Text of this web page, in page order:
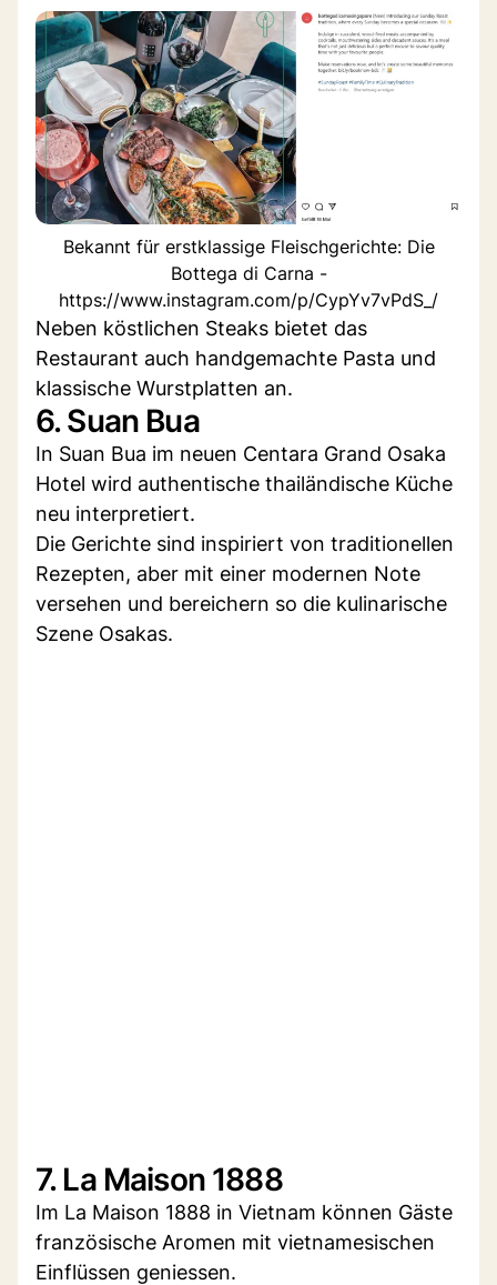
Bekannt für erstklassige Fleischgerichte: Die
Bottega di Carna -
https://www.instagram.com/p/CypYv7vPdS_/
Neben köstlichen Steaks bietet das
Restaurant auch handgemachte Pasta und
klassische Wurstplatten an.
6. Suan Bua
In Suan Bua im neuen Centara Grand Osaka
Hotel wird authentische thailändische Küche
neu interpretiert.
Die Gerichte sind inspiriert von traditionellen
Rezepten, aber mit einer modernen Note
versehen und bereichern so die kulinarische
Szene Osakas.
7. La Maison 1888
Im La Maison 1888 in Vietnam können Gäste
französische Aromen mit vietnamesischen
Einflüssen geniessen.